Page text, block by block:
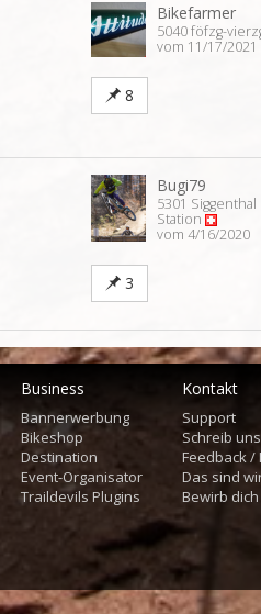
Bikefarmer
5040 föfzg-
vom 11/17/2021
8
Bugi79
5301 Siggenthal
Station
vom 4/16/2020
3
Business
Bannerwerbung
Bikeshop
Destination
Event-Organisator
Traildevils Plugins
Kontakt
Support
Schreib uns
Feedback /
Das sind
Bewirb dich